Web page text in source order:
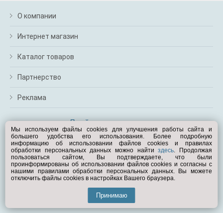
О компании
Интернет магазин
Каталог товаров
Партнерство
Реклама
Перейти на полную версию
Вам помочь?
© Exist.ru 1998—2026
Мы используем файлы cookies для улучшения работы сайта и
большего удобства его использования. Более подробную
информацию об использовании файлов cookies и правилах
обработки персональных данных можно найтиздесь. Продолжая
пользоваться сайтом, Вы подтверждаете, что были
проинформированы об использовании файлов cookies и согласны с
нашими правилами обработки персональных данных. Вы можете
отключить файлы cookies в настройках Вашего браузера.
Принимаю